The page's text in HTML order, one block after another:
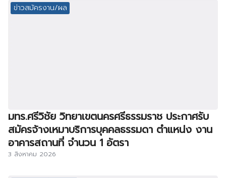
ข่าวสมัครงาน/ผล
มทร.ศรีวิชัย วิทยาเขตนครศรีธรรมราช ประกาศรับ
สมัครจ้างเหมาบริการบุคคลธรรมดา ตำแหน่ง งาน
อาคารสถานที่ จำนวน 1 อัตรา
3 สิงหาคม 2026